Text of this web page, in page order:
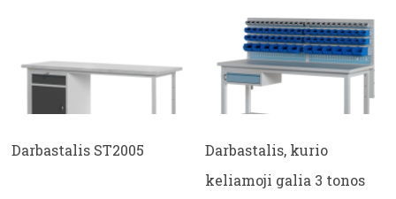
Darbastalis ST2005
Darbastalis, kurio
keliamoji galia 3 tonos